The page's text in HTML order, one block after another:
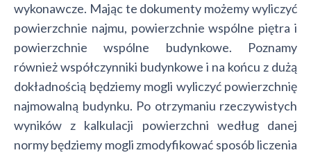
wykonawcze. Mając te dokumenty możemy wyliczyć
powierzchnie najmu, powierzchnie wspólne piętra i
powierzchnie wspólne budynkowe. Poznamy
również współczynniki budynkowe i na końcu z dużą
dokładnością będziemy mogli wyliczyć powierzchnię
najmowalną budynku. Po otrzymaniu rzeczywistych
wyników z kalkulacji powierzchni według danej
normy będziemy mogli zmodyfikować sposób liczenia